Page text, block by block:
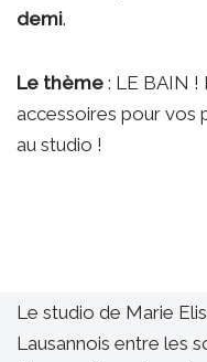
demi.
Le thème : LE BAIN !
accessoires pour vos
au studio !
Le studio de Marie
Lausannois entre les